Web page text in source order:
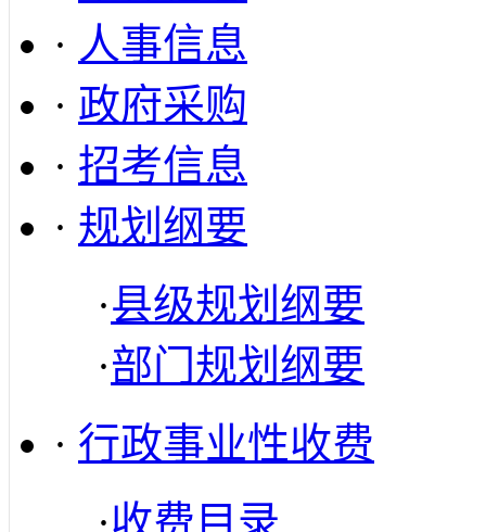
· 人事信息
· 政府采购
· 招考信息
· 规划纲要
·县级规划纲要
·部门规划纲要
· 行政事业性收费
·收费目录